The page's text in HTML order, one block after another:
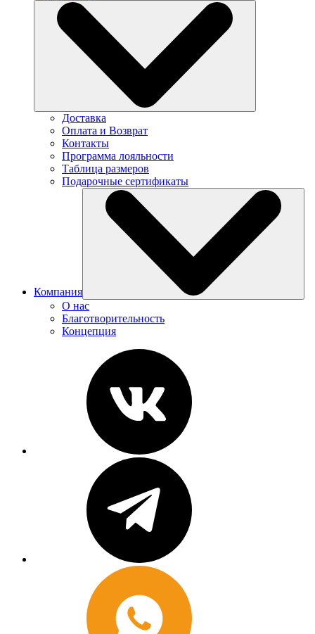
Доставка
Оплата и Возврат
Контакты
Программа лояльности
Таблица размеров
Подарочные сертификаты
Компания
О нас
Благотворительность
Концепция